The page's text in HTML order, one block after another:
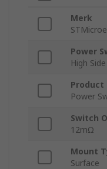
Merk
Power
High Side
Product
Power
Switch
12mΩ
Mount
Surface